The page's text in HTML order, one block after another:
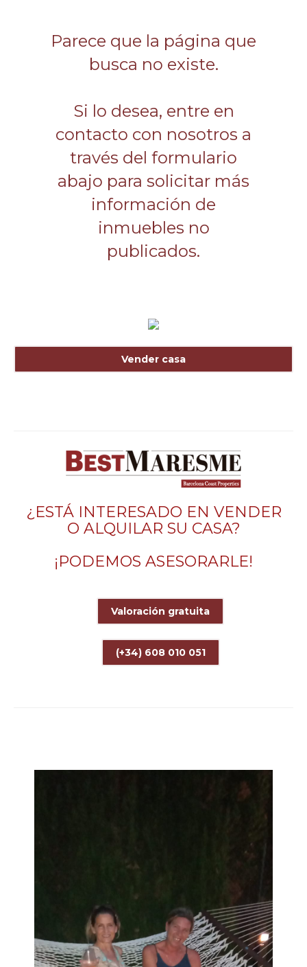
Parece que la página que
busca no existe.
Si lo desea, entre en
contacto con nosotros a
través del formulario
abajo para solicitar más
información de
inmuebles no
publicados.
Vender casa
¿ESTÁ INTERESADO EN VENDER
O ALQUILAR SU CASA?
¡PODEMOS ASESORARLE!
Valoración gratuita
(+34) 608 010 051